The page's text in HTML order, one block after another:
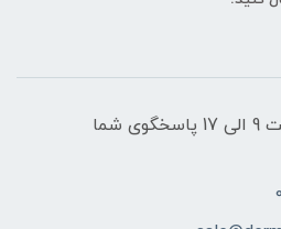
شنبه تا پنج شنبه ، از ساعت 9 الی 17 پاسخگوی شما